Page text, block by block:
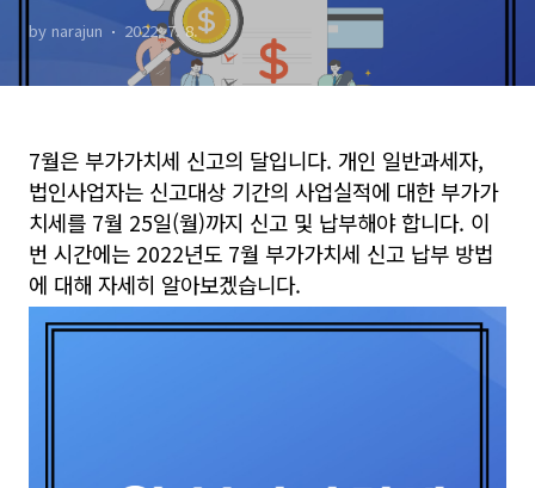
by narajun 2022. 7. 8.
7월은 부가가치세 신고의 달입니다. 개인 일반과세자,
법인사업자는 신고대상 기간의 사업실적에 대한 부가가
치세를 7월 25일(월)까지 신고 및 납부해야 합니다. 이
번 시간에는 2022년도 7월 부가가치세 신고 납부 방법
에 대해 자세히 알아보겠습니다.